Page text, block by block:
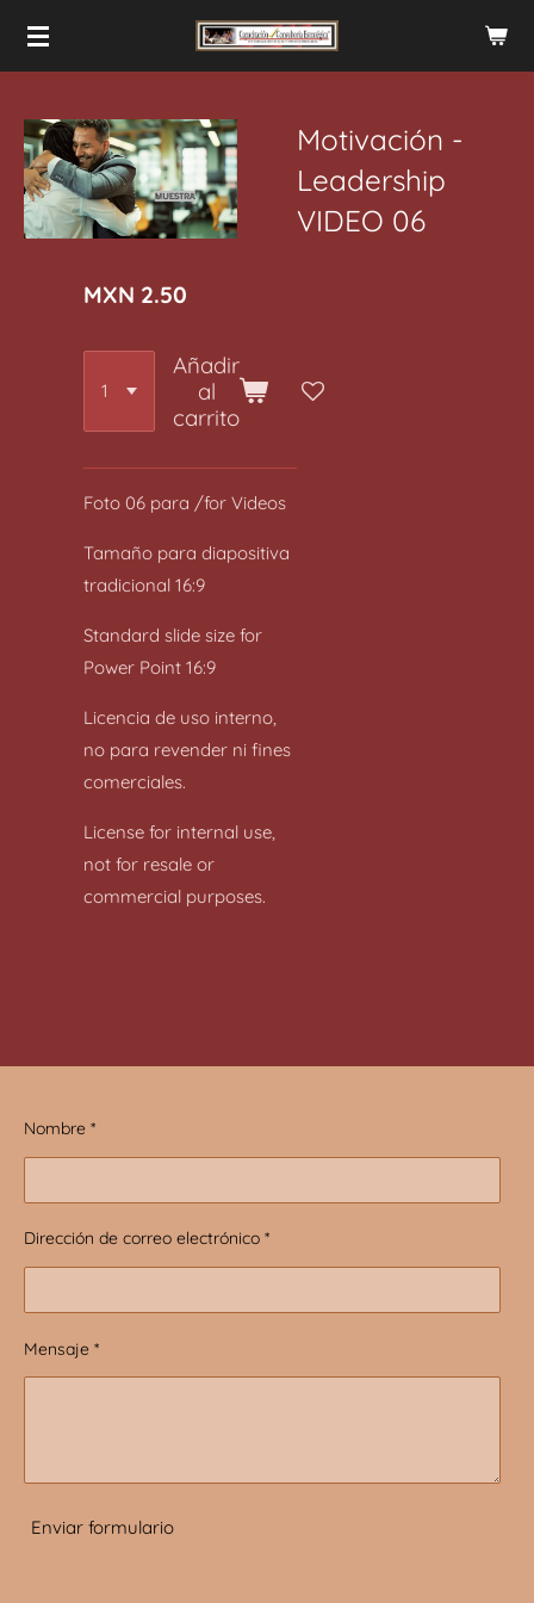
principal
Motivación -
Leadership
VIDEO 06
MXN 2.50
Añadir
al
carrito
Foto 06 para /for Videos
Tamaño para diapositiva
tradicional 16:9
Standard slide size for
Power Point 16:9
Licencia de uso interno,
no para revender ni fines
comerciales.
License for internal use,
not for resale or
commercial purposes.
Nombre *
Dirección de correo electrónico *
Mensaje *
Enviar formulario